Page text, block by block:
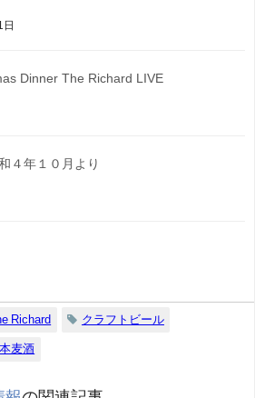
Dinner The Richard LIVE
４年１０月より
Richard クラフトビール
麦酒